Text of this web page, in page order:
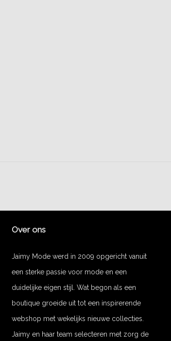
Over ons
Jaimy Mode werd in 2009 opgericht vanuit
een sterke passie voor mode en een
duidelijke eigen stijl. Wat begon als een
boutique groeide uit tot een inspirerende
webshop met wekelijks nieuwe collecties.
Jaimy en haar team selecteren met zorg de